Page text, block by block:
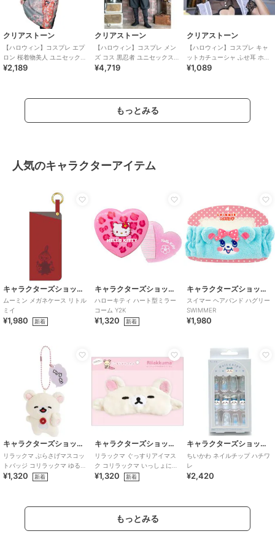
クリアストーン
【ハロウィン】コスプレ エプ
ロン 桜着物美人 ユニセックス
ピンク
¥2,189
クリアストーン
【ハロウィン】コスプレ メン
ズ コス 黒忍者 ユニセックス
ブラック
¥4,719
クリアストーン
【ハロウィン】コスプレ キャ
ットカチューシャ ふせ耳 ホワ
イト×ピンク ユニセックス
¥1,089
もっとみる
人気のキャラクターアイテム
キャラクターズショップ ラフラフ
ムーミン メガネケース リトル
ミイ
¥1,980 新着
キャラクターズショップ ラフラフ
ハローキティ ハート型ミラー
コーム Y2K
¥1,320 新着
キャラクターズショップ ラフラフ
スイマー ヘアバンド ハグリー
SWIMMER
¥1,980
キャラクターズショップ ラフラフ
リラックマ ぶらさげマスコッ
トバッジ コリラックマ ゆるゆ
るぽかぽか
¥1,320 新着
キャラクターズショップ ラフラフ
リラックマ ぐっすりアイマス
ク コリラックマ いっしょにす
やすやシリーズ
¥1,320 新着
キャラクターズショップ ラフラフ
ちいかわ ネイルチップ ハチワ
レ
¥2,420
もっとみる